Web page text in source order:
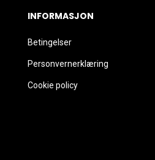
INFORMASJON
Betingelser
Personvernerklæring
Cookie policy